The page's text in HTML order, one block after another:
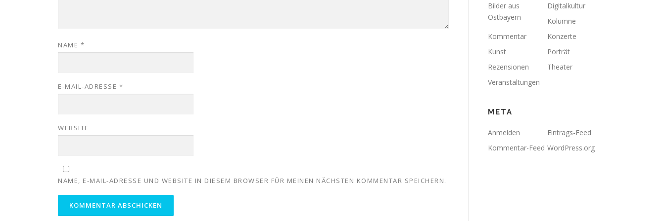
NAME *
E-MAIL-ADRESSE *
WEBSITE
NAME, E-MAIL-ADRESSE UND WEBSITE IN DIESEM BROWSER FÜR MEINEN NÄCHSTEN KOMMENTAR SPEICHERN.
Bilder aus
Ostbayern
Digitalkultur
Kolumne
Kommentar
Konzerte
Kunst
Porträt
Rezensionen
Theater
Veranstaltungen
META
Anmelden
Eintrags-Feed
Kommentar-Feed WordPress.org